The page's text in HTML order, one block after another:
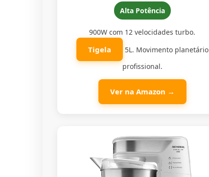
Alta Potência
900W com 12 velocidades turbo.
Tigela
5L. Movimento planetário
profissional.
Ver na Amazon →